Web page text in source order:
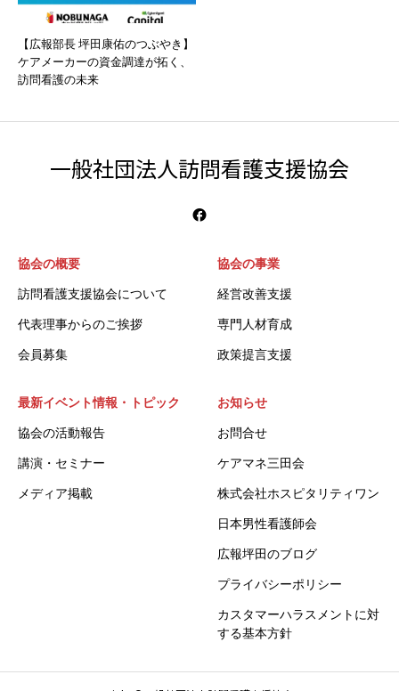
【広報部長 坪田康佑のつぶやき】
ケアメーカーの資金調達が拓く、
訪問看護の未来
一般社団法人訪問看護支援協会
協会の概要
訪問看護支援協会について
代表理事からのご挨拶
会員募集
協会の事業
経営改善支援
専門人材育成
政策提言支援
最新イベント情報・トピック
協会の活動報告
講演・セミナー
メディア掲載
お知らせ
お問合せ
ケアマネ三田会
株式会社ホスピタリティワン
日本男性看護師会
広報坪田のブログ
プライバシーポリシー
カスタマーハラスメントに対
する基本方針